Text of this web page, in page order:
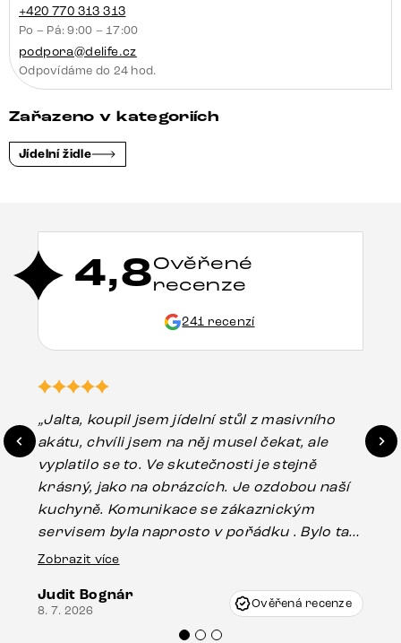
+420 770 313 313
Po – Pá: 9:00 – 17:00
podpora@delife.cz
Odpovídáme do 24 hod.
Zařazeno v kategoriích
Jídelní židle
4,8Ověřené
recenze
241 recenzí
„Jalta, koupil jsem jídelní stůl z masivního
akátu, chvíli jsem na něj musel čekat, ale
vyplatilo se to. Ve skutečnosti je stejně
krásný, jako na obrázcích. Je ozdobou naší
kuchyně. Komunikace se zákaznickým
servisem byla naprosto v pořádku . Bylo tam
drobné poškození u nohy stolu, které mohlo
Vincze mi velmi korektně vyšli vstříc.
Doporučuji produkty Delife všem.“
Zobrazit více
Judit Bognár
8. 7. 2026 Ověřená recenze